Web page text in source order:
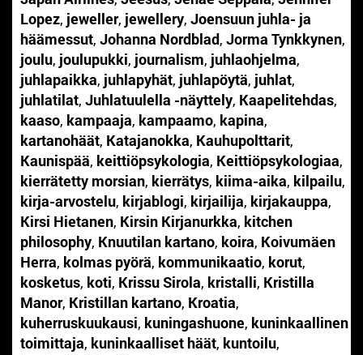
Lopez, jeweller, jewellery, Joensuun juhla- ja
häämessut, Johanna Nordblad, Jorma Tynkkynen,
joulu, joulupukki, journalism, juhlaohjelma,
juhlapaikka, juhlapyhät, juhlapöytä, juhlat,
juhlatilat, Juhlatuulella -näyttely, Kaapelitehdas,
kaaso, kampaaja, kampaamo, kapina,
kartanohäät, Katajanokka, Kauhupolttarit,
Kaunispää, keittiöpsykologia, Keittiöpsykologiaa,
kierrätetty morsian, kierrätys, kiima-aika, kilpailu,
kirja-arvostelu, kirjablogi, kirjailija, kirjakauppa,
Kirsi Hietanen, Kirsin Kirjanurkka, kitchen
philosophy, Knuutilan kartano, koira, Koivumäen
Herra, kolmas pyörä, kommunikaatio, korut,
kosketus, koti, Krissu Sirola, kristalli, Kristilla
Manor, Kristillan kartano, Kroatia,
kuherruskuukausi, kuningashuone, kuninkaallinen
toimittaja, kuninkaalliset häät, kuntoilu,